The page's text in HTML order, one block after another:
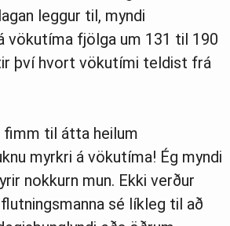
leggur til, myndi
vökutíma fjölga um 131 til 190
því hvort vökutími teldist frá
til átta heilum
myrkri á vökutíma! Ég myndi
nokkurn mun. Ekki verður
sé líkleg til að